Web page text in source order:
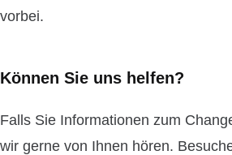
vorbei.
Können Sie uns helfen?
Falls Sie Informationen zum
wir gerne von Ihnen hören.